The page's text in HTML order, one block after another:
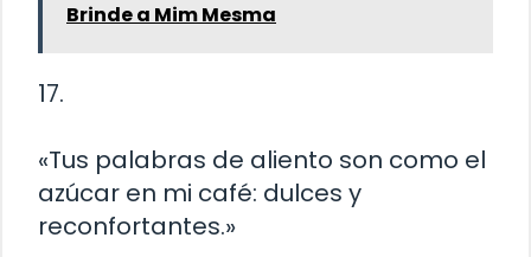
Brinde a Mim Mesma
17.
«Tus palabras de aliento son como el
azúcar en mi café: dulces y
reconfortantes.»